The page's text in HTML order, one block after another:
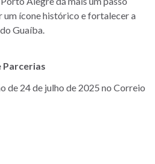
ícone histórico e fortalecer a
Guaíba.
Parcerias
de 24 de julho de 2025 no Correio